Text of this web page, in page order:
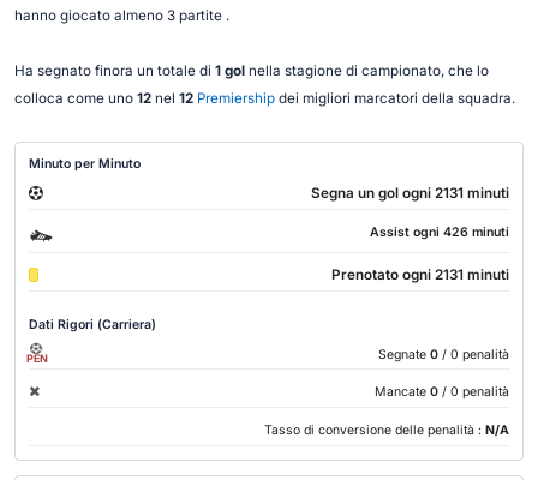
hanno giocato almeno 3 partite .
Ha segnato finora un totale di 1 golnella stagione di campionato, che lo
colloca come uno 12nel 12 Premiershipdei migliori marcatori della squadra.
Minuto per Minuto
Segna un gol ogni 2131 minuti
Assist ogni 426 minuti
Prenotato ogni 2131 minuti
Dati Rigori (Carriera)
PEN Segnate 0 / 0 penalità
Mancate 0 / 0 penalità
Tasso di conversione delle penalità : N/A